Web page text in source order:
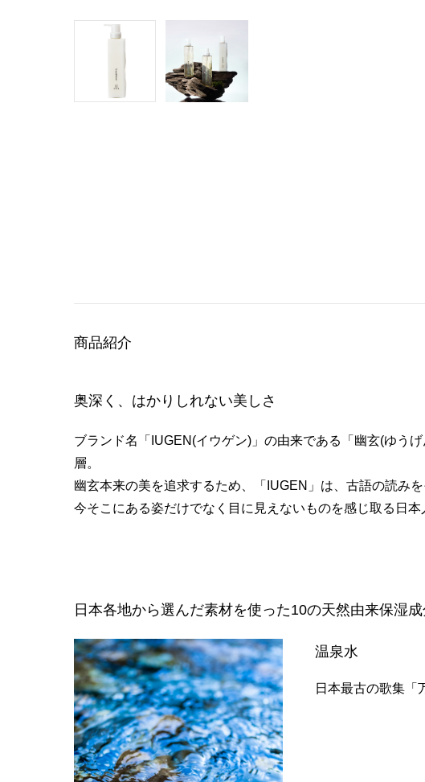
商品紹介
奥深く、はかりしれない美しさ
ブランド名「IUGEN(イウゲン)」の由来である「幽玄(ゆう
層。
幽玄本来の美を追求するため、「IUGEN」は、古語の読みを
今そこにある姿だけでなく目に見えないものを感じ取る日
日本各地から選んだ素材を使った10の天然由来保湿成
温泉水
日本最古の歌集「